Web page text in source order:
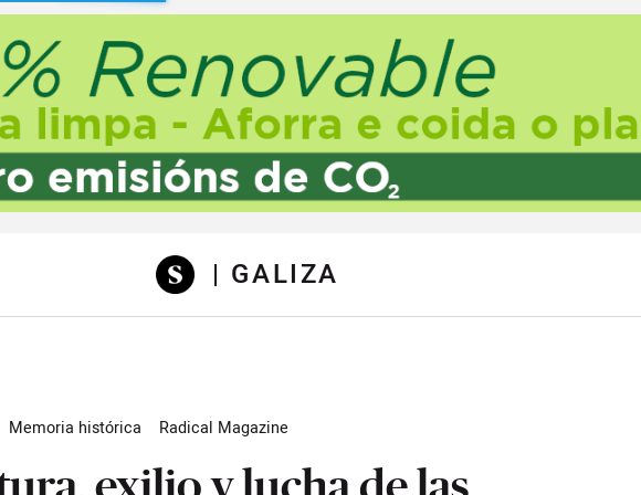
| GALIZA
Memoria histórica Radical Magazine
exilio y lucha de las